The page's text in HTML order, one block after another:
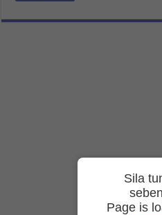
Sila
Page is